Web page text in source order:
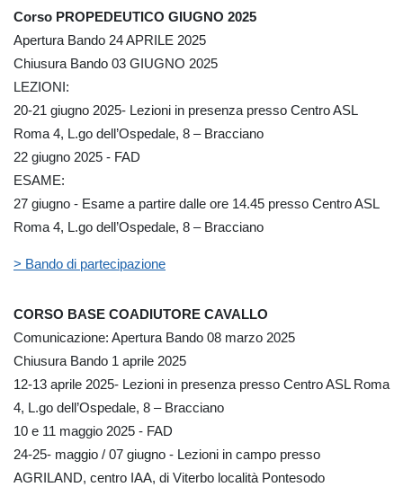
Corso PROPEDEUTICO GIUGNO 2025
Apertura Bando 24 APRILE 2025
Chiusura Bando 03 GIUGNO 2025
LEZIONI:
20-21 giugno 2025- Lezioni in presenza presso Centro ASL
Roma 4, L.go dell’Ospedale, 8 – Bracciano
22 giugno 2025 - FAD
ESAME:
27 giugno - Esame a partire dalle ore 14.45 presso Centro ASL
Roma 4, L.go dell’Ospedale, 8 – Bracciano
> Bando di partecipazione
CORSO BASE COADIUTORE CAVALLO
Comunicazione: Apertura Bando 08 marzo 2025
Chiusura Bando 1 aprile 2025
12-13 aprile 2025- Lezioni in presenza presso Centro ASL Roma
4, L.go dell’Ospedale, 8 – Bracciano
10 e 11 maggio 2025 - FAD
24-25- maggio / 07 giugno - Lezioni in campo presso
AGRILAND, centro IAA, di Viterbo località Pontesodo